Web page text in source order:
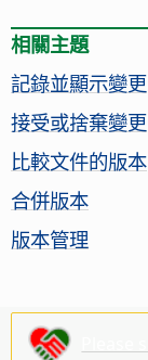
相關主題
記錄並顯示變更
接受或捨棄變更
比較文件的版本
合併版本
版本管理